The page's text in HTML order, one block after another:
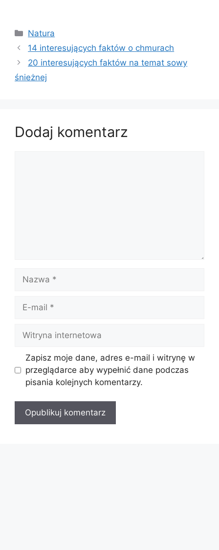
Kategorie
Natura
14 interesujących faktów o chmurach
20 interesujących faktów na temat sowy
śnieżnej
Dodaj komentarz
Nazwa
Witryna
internetowa
Zapisz moje dane, adres e-mail i witrynę w
przeglądarce aby wypełnić dane podczas
pisania kolejnych komentarzy.